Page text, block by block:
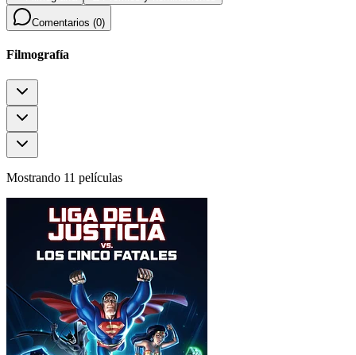
Comentarios (0)
Filmografía
Mostrando 11 películas